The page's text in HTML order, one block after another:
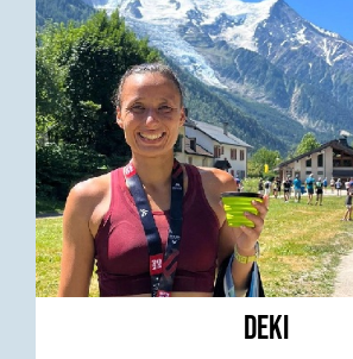
Deki